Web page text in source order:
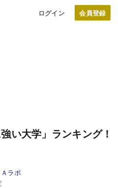
ログイン
い大学」ランキング！
ラボ